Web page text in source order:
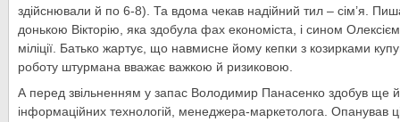
здійснювали й по 6-8). Та вдома чекав надійний тил – сім’я.
донькою Вікторію, яка здобула фах економіста, і сином
міліції. Батько жартує, що навмисне йому кепки з козирками
роботу штурмана вважає важкою й ризиковою.
А перед звільненням у запас Володимир Панасенко здобув ще й
інформаційних технологій, менеджера-маркетолога. Опанував